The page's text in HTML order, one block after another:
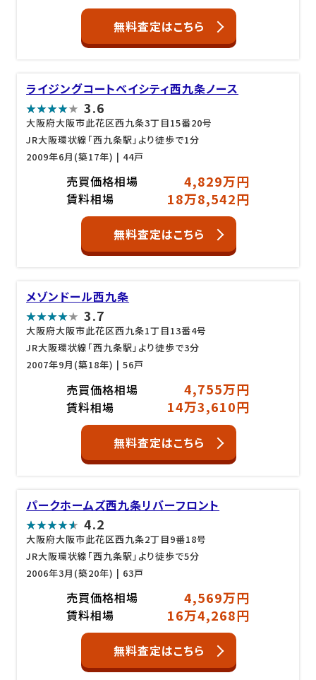
無料査定はこちら
ライジングコートベイシティ西九条ノース
3.6
大阪府大阪市此花区西九条3丁目15番20号
JR大阪環状線「西九条駅」より徒歩で1分
2009年6月(築17年) | 44戸
売買価格相場 4,829万円
賃料相場 18万8,542円
無料査定はこちら
メゾンドール西九条
3.7
大阪府大阪市此花区西九条1丁目13番4号
JR大阪環状線「西九条駅」より徒歩で3分
2007年9月(築18年) | 56戸
売買価格相場 4,755万円
賃料相場 14万3,610円
無料査定はこちら
パークホームズ西九条リバーフロント
4.2
大阪府大阪市此花区西九条2丁目9番18号
JR大阪環状線「西九条駅」より徒歩で5分
2006年3月(築20年) | 63戸
売買価格相場 4,569万円
賃料相場 16万4,268円
無料査定はこちら